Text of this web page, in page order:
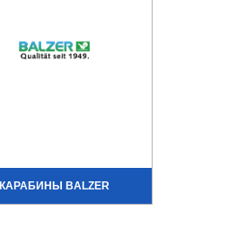
КАРАБИНЫ BALZER